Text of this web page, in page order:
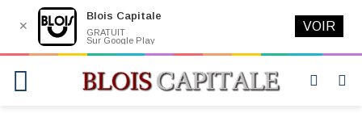
Switch
✕
Blois Capitale
GRATUIT
Sur Google Play
VOIR